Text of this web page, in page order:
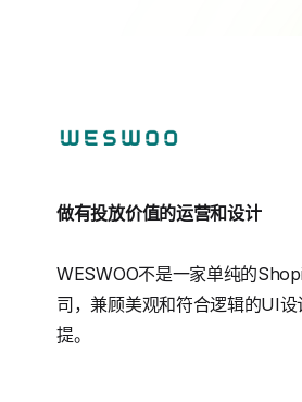
做有投放价值的运营和设计
WESWOO不是一家单纯的
司，兼顾美观和符合逻辑的UI
提。